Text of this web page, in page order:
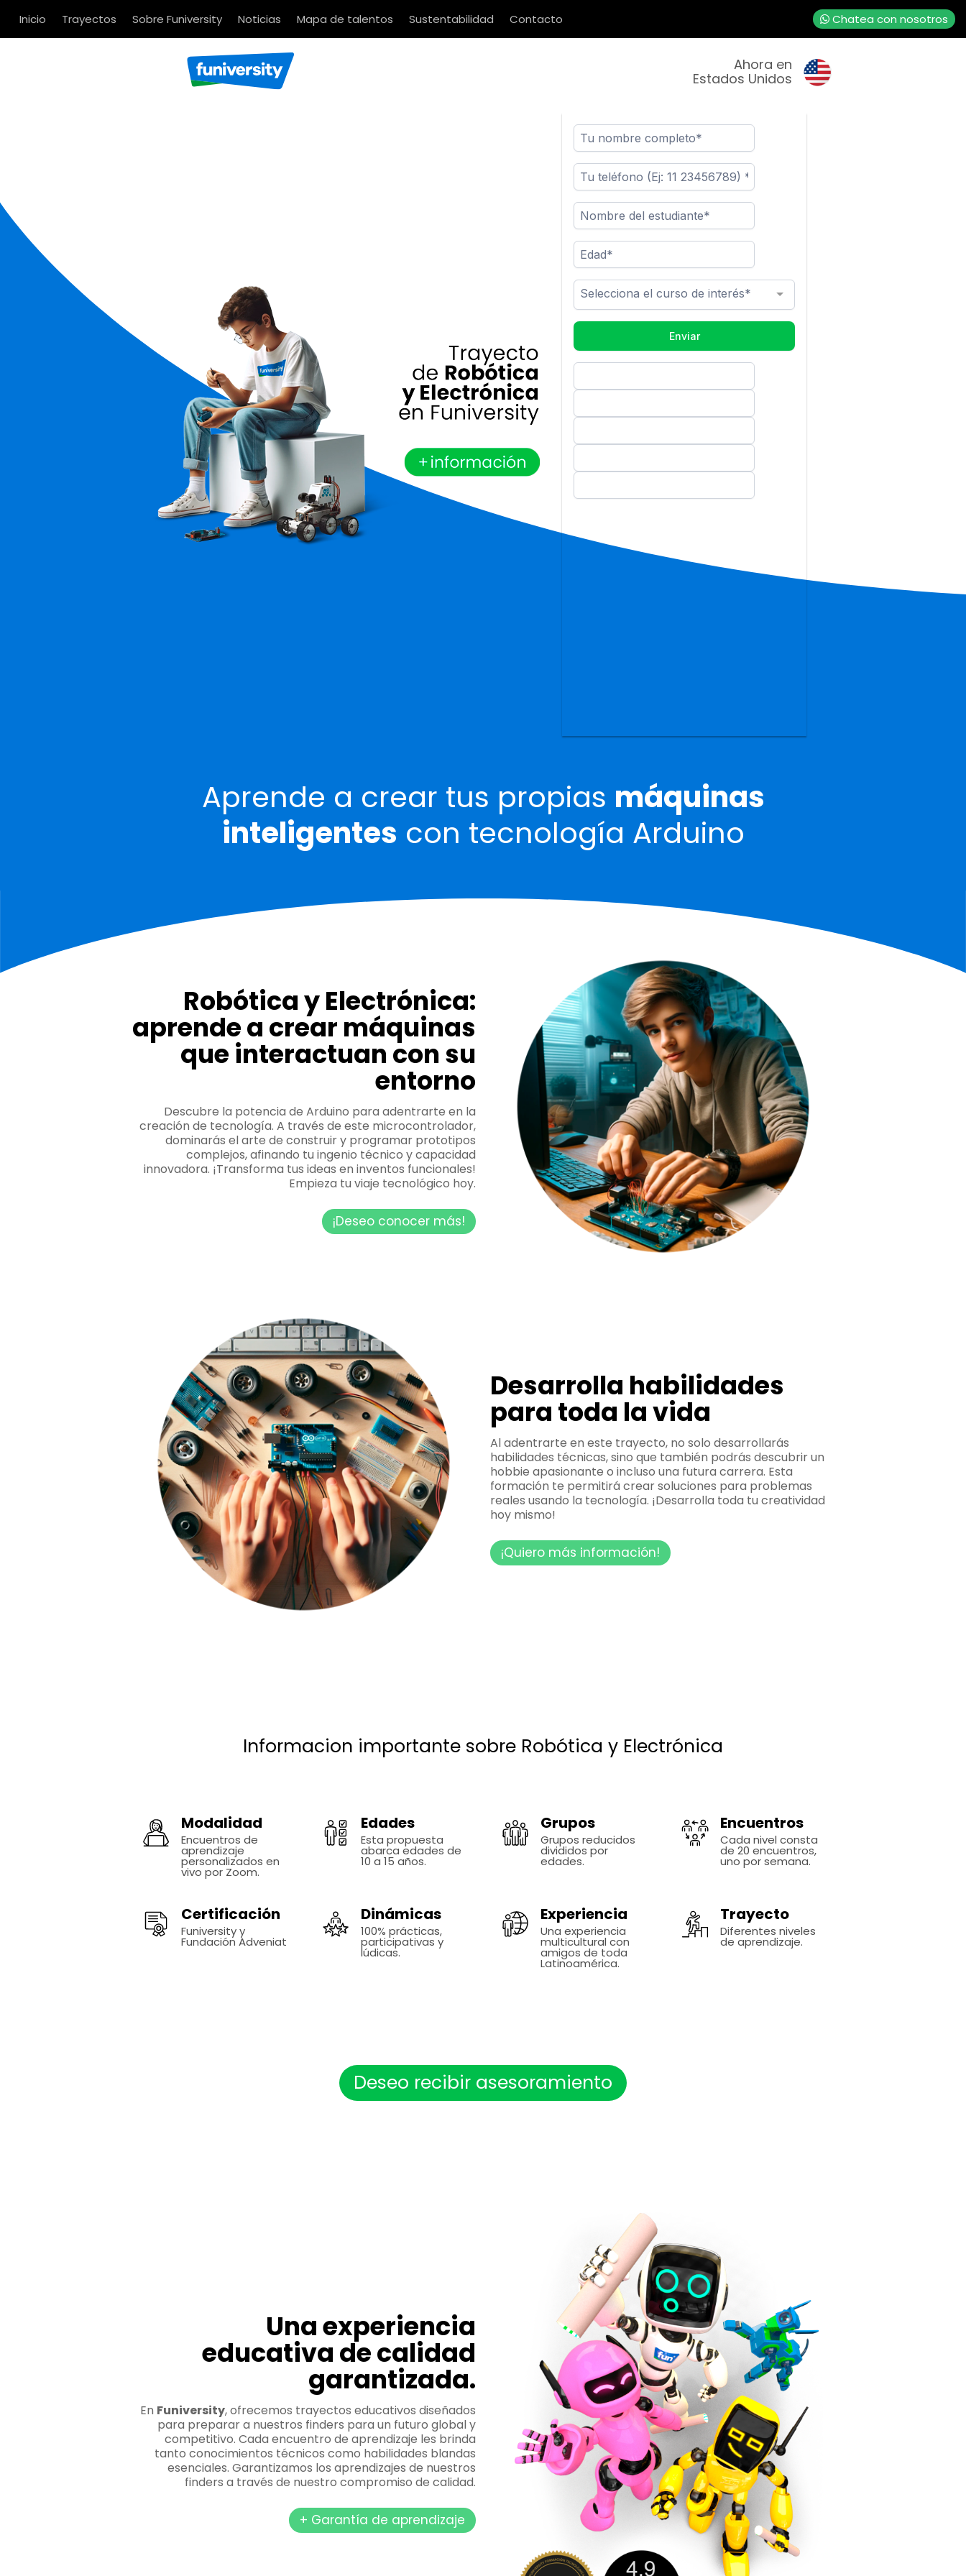
Inicio Trayectos Sobre Funiversity Noticias Mapa de talentos Sustentabilidad Contacto Chatea con nosotros
Ahora en
Estados Unidos
Aprende a crear tus propias máquinas
inteligentes con tecnología Arduino
Robótica y Electrónica:
aprende a crear máquinas
que interactuan con su
entorno
Descubre la potencia de Arduino para adentrarte en la
creación de tecnología. A través de este microcontrolador,
dominarás el arte de construir y programar prototipos
complejos, afinando tu ingenio técnico y capacidad
innovadora. ¡Transforma tus ideas en inventos funcionales!
Empieza tu viaje tecnológico hoy.
¡Deseo conocer más!
Desarrolla habilidades
para toda la vida
Al adentrarte en este trayecto, no solo desarrollarás
habilidades técnicas, sino que también podrás descubrir un
hobbie apasionante o incluso una futura carrera. Esta
formación te permitirá crear soluciones para problemas
reales usando la tecnología. ¡Desarrolla toda tu creatividad
hoy mismo!
¡Quiero más información!
Informacion importante sobre Robótica y Electrónica
Modalidad
Encuentros de
aprendizaje
personalizados en
vivo por Zoom.
Edades
Esta propuesta
abarca edades de
10 a 15 años.
Grupos
Grupos reducidos
divididos por
edades.
Encuentros
Cada nivel consta
de 20 encuentros,
uno por semana.
Certificación
Funiversity y
Fundación Adveniat
Dinámicas
100% prácticas,
participativas y
lúdicas.
Experiencia
Una experiencia
multicultural con
amigos de toda
Latinoamérica.
Trayecto
Diferentes niveles
de aprendizaje.
Deseo recibir asesoramiento
Una experiencia
educativa de calidad
garantizada.
En Funiversity, ofrecemos trayectos educativos diseñados
para preparar a nuestros finders para un futuro global y
competitivo. Cada encuentro de aprendizaje les brinda
tanto conocimientos técnicos como habilidades blandas
esenciales. Garantizamos los aprendizajes de nuestros
finders a través de nuestro compromiso de calidad.
+ Garantía de aprendizaje